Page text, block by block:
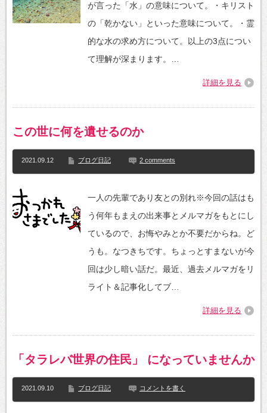
が言った「水」の意味について。・キリスト
の「乾かない」といった意味について。・霊
的な水の求め方について。以上の3点につい
て理解が深まります。…
詳細を見る
この世に何を遺せるのか
2021.09.12 ブログ日記 2 comments
一人の先輩であり友との別れ※今回の話はも
う何年もまえの出来事とメルマガをもとにし
ているので、お悔やみとか不要だからね。ど
うも。なつきちです。ちょっとすまないが今
回は少し暗い話だ。最近、過去メルマガをリ
ライト＆記事化してブ…
詳細を見る
「タラレバ世界の住民」 になっていませんか
2021.09.10 ブログ日記 コメントを書く